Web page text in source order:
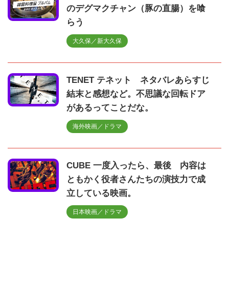
のデグマクチャン（豚の直腸）を喰
らう
大久保／新大久保
TENET テネット ネタバレあらすじ
結末と感想など。不思議な回転ドア
があるってことだな。
海外映画／ドラマ
CUBE 一度入ったら、最後 内容は
ともかく役者さんたちの演技力で成
立している映画。
日本映画／ドラマ